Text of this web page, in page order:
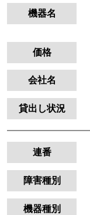
機器名
価格
会社名
貸出し状況
連番
障害種別
機器種別